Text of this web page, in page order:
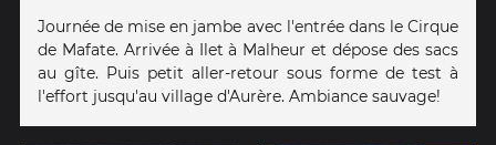
Journée de mise en jambe avec l'entrée dans le Cirque
de Mafate. Arrivée à Ilet à Malheur et dépose des sacs
au gîte. Puis petit aller-retour sous forme de test à
l'effort jusqu'au village d'Aurère. Ambiance sauvage!